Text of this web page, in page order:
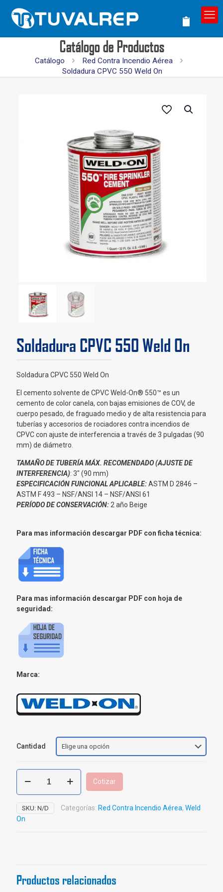
Catálogo de Productos
Catálogo
Red Contra Incendio Aérea
Soldadura CPVC 550 Weld On
Soldadura CPVC 550 Weld On
Soldadura CPVC 550 Weld On
El cemento solvente de CPVC Weld-On® 550™ es un
cemento de color canela, con bajas emisiones de COV, de
cuerpo pesado, de fraguado medio y de alta resistencia para
tuberías y accesorios de rociadores contra incendios de
CPVC con ajuste de interferencia a través de 3 pulgadas (90
mm) de diámetro.
TAMAÑO DE TUBERÍA MÁX. RECOMENDADO (AJUSTE DE
INTERFERENCIA): 3″ (90 mm)
ESPECIFICACIÓN FUNCIONAL APLICABLE:ASTM D 2846 –
ASTM F 493 – NSF/ANSI 14 – NSF/ANSI 61
PERÍODO DE CONSERVACIÓN: 2 año Beige
Para mas información descargar PDF con ficha técnica:
Para mas información descargar PDF con hoja de
seguridad:
Marca:
Cantidad
Soldadura
CPVC
550
Weld
On
Cotizar
SKU: N/D Categorías: Red Contra Incendio Aérea, Weld
On
Productos relacionados